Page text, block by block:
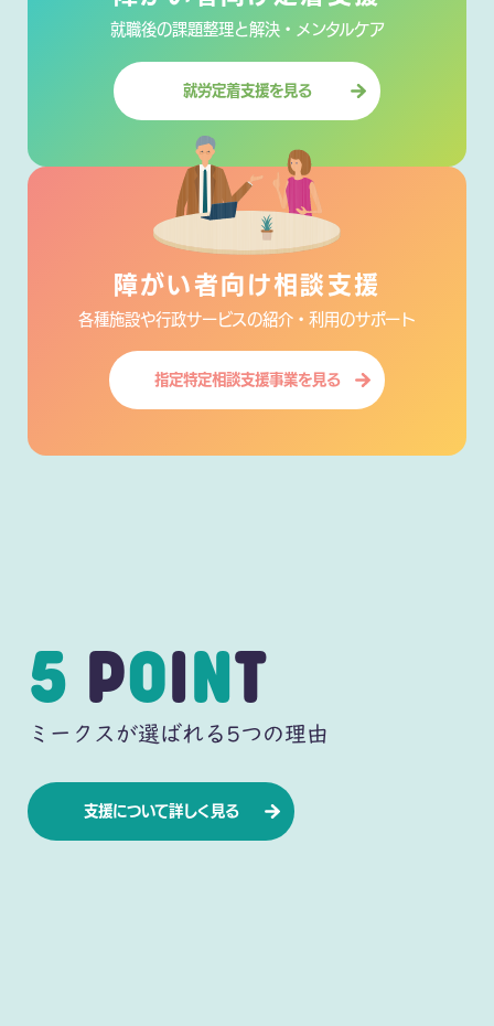
就職後の課題整理と解決・メンタルケア
就労定着支援を見る
障がい者向け相談支援
各種施設や行政サービスの紹介・利用のサポート
指定特定相談支援事業を見る
5 POINT
ミークスが選ばれる5つの理由
支援について詳しく見る